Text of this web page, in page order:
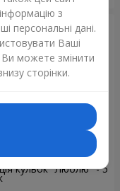
кульок "Люблю" - 5
з
персональні дані.
Ваші
Ви можете змінити
сторінки.